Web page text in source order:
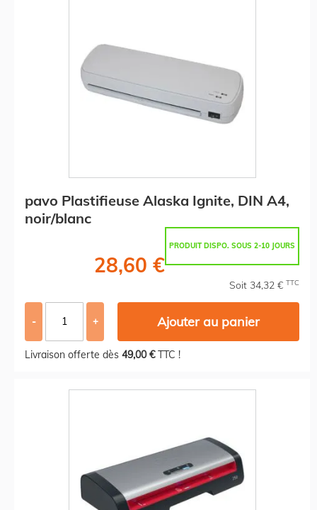
pavo Plastifieuse Alaska Ignite, DIN A4,
noir/blanc
PRODUIT DISPO. SOUS 2-10 JOURS
28,60 €
Soit 34,32 € TTC
- + Ajouter au panier
Livraison offerte dès 49,00 €TTC !